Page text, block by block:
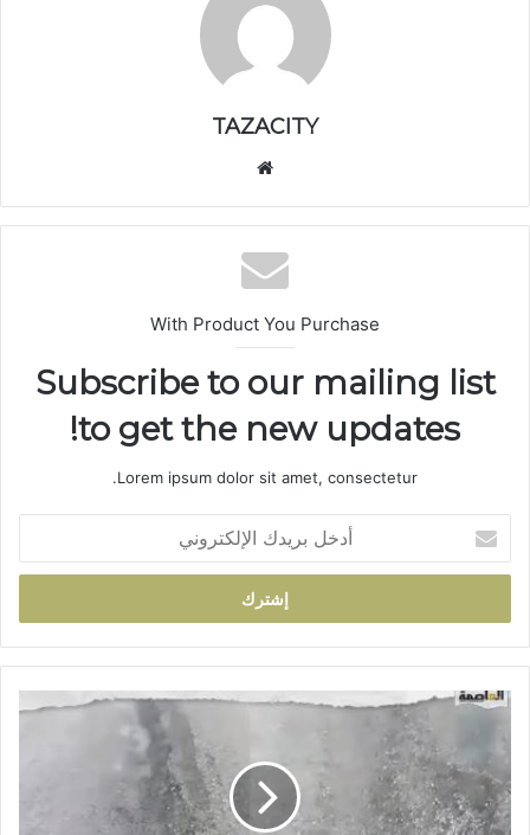
TAZACITY
الوي
ب
With Product You Purchase
Subscribe to our mailing list
to get the new updates!
Lorem ipsum dolor sit amet, consectetur.
خ
ب
ر
د
إ
م
ش
خ